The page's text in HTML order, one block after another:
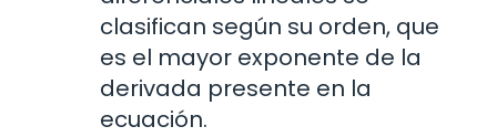
clasifican según su orden, que
es el mayor exponente de la
derivada presente en la
ecuación.